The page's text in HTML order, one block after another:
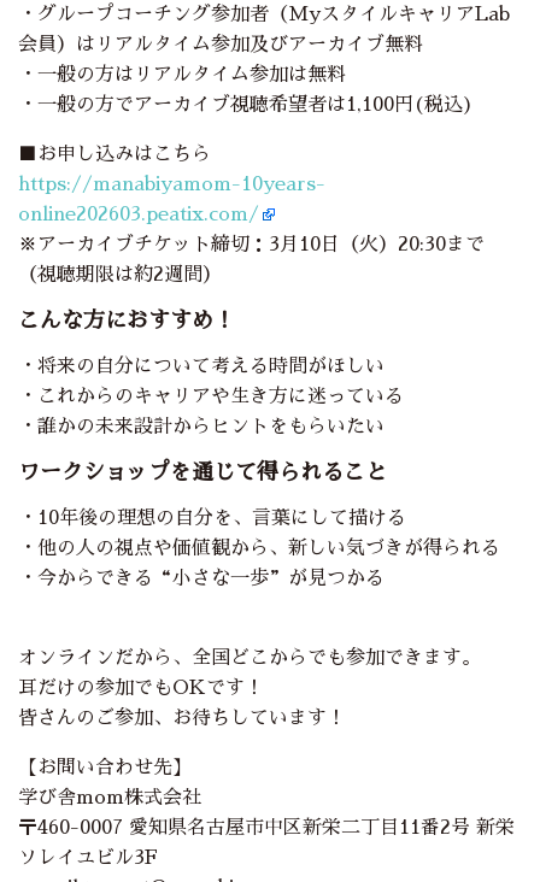
・グループコーチング参加者（MyスタイルキャリアLab
会員）はリアルタイム参加及びアーカイブ無料
・一般の方はリアルタイム参加は無料
・一般の方でアーカイブ視聴希望者は1,100円(税込)
■お申し込みはこちら
https://manabiyamom-10years-
online202603.peatix.com/
※アーカイブチケット締切：3月10日（火）20:30まで
（視聴期限は約2週間）
こんな方におすすめ！
・将来の自分について考える時間がほしい
・これからのキャリアや生き方に迷っている
・誰かの未来設計からヒントをもらいたい
ワークショップを通じて得られること
・10年後の理想の自分を、言葉にして描ける
・他の人の視点や価値観から、新しい気づきが得られる
・今からできる“小さな一歩”が見つかる
オンラインだから、全国どこからでも参加できます。
耳だけの参加でもOKです！
皆さんのご参加、お待ちしています！
【お問い合わせ先】
学び舎mom株式会社
〒460-0007 愛知県名古屋市中区新栄二丁目11番2号 新栄
ソレイユビル3F